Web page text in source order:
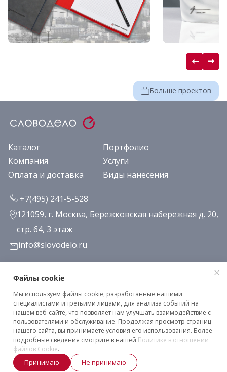
Больше проектов
Каталог
Портфолио
Компания
Услуги
Оплата и доставка
Виды нанесения
+7(495) 241-5-528
121059, г. Москва, Бережковская набережная д. 20,
стр. 64, 3 этаж
info@slovodelo.ru
Заказать звонок
Подписаться на рассылку
Клиентское соглашение
Политика конфиденциальности
2026 © «Словодело». Все права защищены
Файлы cookie
Мы используем файлы cookie, разработанные нашими
специалистами и третьими лицами, для анализа событий на
нашем веб-сайте, что позволяет нам улучшать взаимодействие с
пользователями и обслуживание. Продолжая просмотр страниц
нашего сайта, вы принимаете условия его использования. Более
подробные сведения смотрите в нашей Политике в отношении
файлов Cookie.
Принимаю Не принимаю